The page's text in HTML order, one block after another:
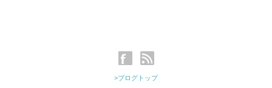
>ブログトップ